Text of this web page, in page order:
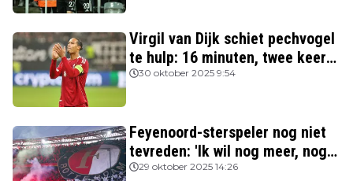
Virgil van Dijk schiet pechvogel
te hulp: 16 minuten, twee keer
rood
30 oktober 2025 9:54
Feyenoord-sterspeler nog niet
tevreden: 'Ik wil nog meer, nog
beter spelen'
29 oktober 2025 14:26